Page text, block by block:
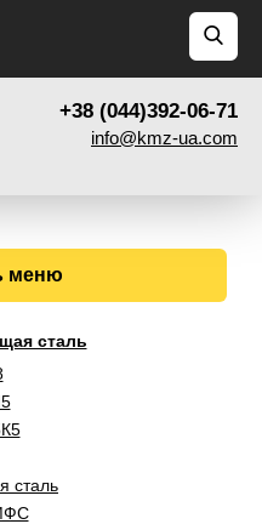
+38 (044)392-06-71
info@kmz-ua.com
меню
сталь
сталь